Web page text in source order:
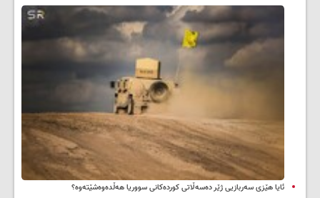
ئایا هێزی سەربازیی ژێر دەسەڵاتی کوردەکانی سووریا هەڵدەوەشێتەوە؟